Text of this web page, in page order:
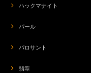
ハックマナイト
パール
パロサント
翡翠